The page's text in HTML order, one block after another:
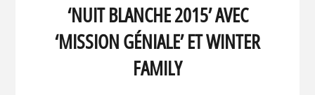
‘NUIT BLANCHE 2015’ AVEC
‘MISSION GÉNIALE’ ET WINTER
FAMILY